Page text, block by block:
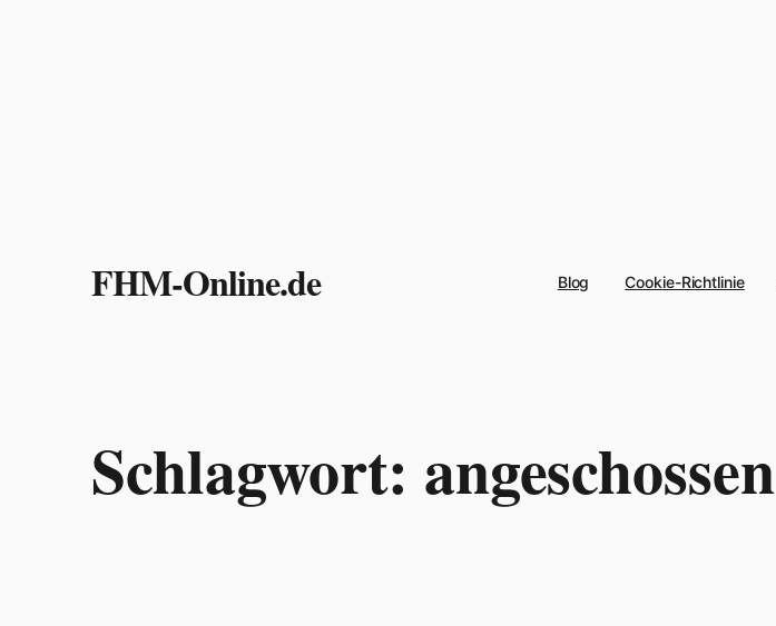
springenFHM-Online.de Blog Cookie-Richtlinie
Schlagwort: angeschossen